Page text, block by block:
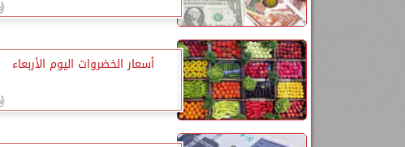
أسعار الخضروات اليوم الأربعاء